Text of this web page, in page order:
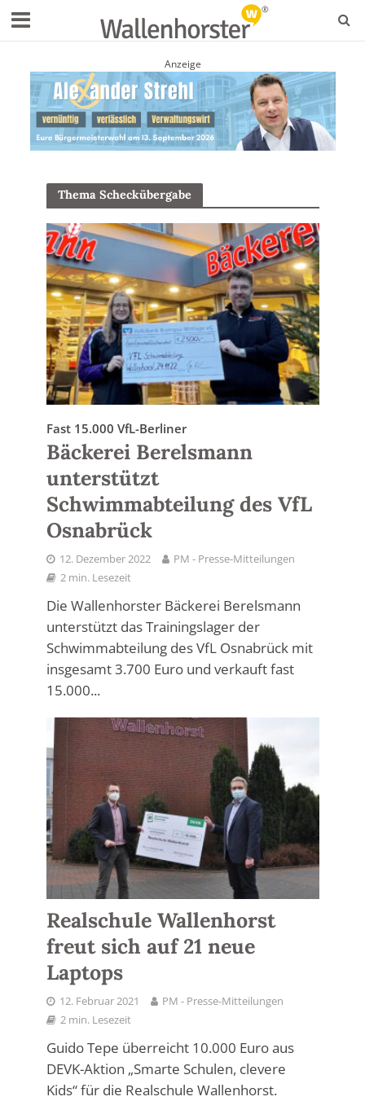
Anzeige
Thema Scheckübergabe
Fast 15.000 VfL-Berliner
Bäckerei Berelsmann
unterstützt
Schwimmabteilung des VfL
Osnabrück
12. Dezember 2022
PM - Presse-Mitteilungen
2 min. Lesezeit
Die Wallenhorster Bäckerei Berelsmann
unterstützt das Trainingslager der
Schwimmabteilung des VfL Osnabrück mit
insgesamt 3.700 Euro und verkauft fast
15.000...
Realschule Wallenhorst
freut sich auf 21 neue
Laptops
12. Februar 2021
PM - Presse-Mitteilungen
2 min. Lesezeit
Guido Tepe überreicht 10.000 Euro aus
DEVK-Aktion „Smarte Schulen, clevere
Kids“ für die Realschule Wallenhorst.